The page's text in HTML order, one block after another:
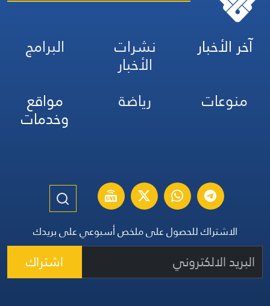
آخر الأخبار نشرات
الأخبار
البرامج
منوعات
رياضة مواقع
وخدمات
الاشتراك للحصول على ملخص أسبوعي على بريدك
اشتراك